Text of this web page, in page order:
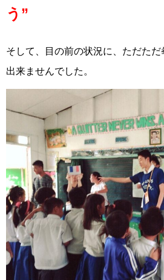
う”
そして、目の前の状況に、ただた
出来ませんでした。